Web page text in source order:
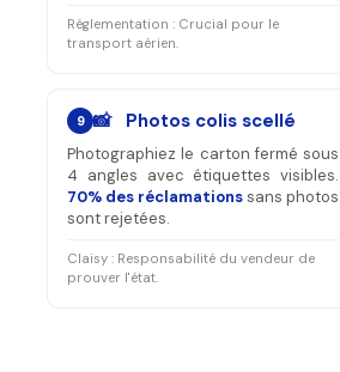
Réglementation : Crucial pour le
transport aérien.
9 📸 Photos colis scellé
Photographiez le carton fermé sous
4 angles avec étiquettes visibles.
70% des réclamationssans photos
sont rejetées.
Claisy : Responsabilité du vendeur de
prouver l'état.